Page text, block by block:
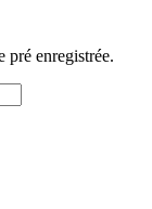
enregistrée.